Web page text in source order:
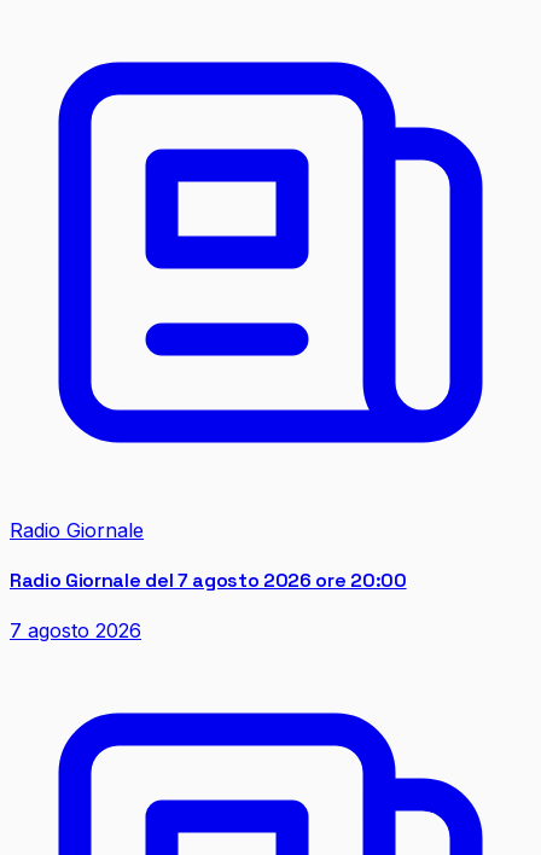
Radio Giornale
Radio Giornale del 7 agosto 2026 ore 20:00
7 agosto 2026